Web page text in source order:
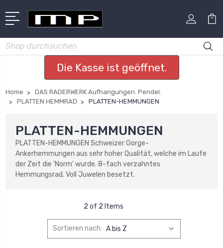
Suchen
Die Kasse ist geöffnet.
Home
DAS RADERWERK Aufhangungen. Pendel.
PLATTEN HEMMRAD
PLATTEN-HEMMUNGEN
PLATTEN-HEMMUNGEN
PLATTEN-HEMMUNGEN Schweizer Gorge-
Ankerhemmungen aus sehr hoher Qualität, welche im Laufe
der Zeit die 'Norm' wurde. 8-fach verzahntes
Hemmungsrad. Voll Juwelen besetzt.
2 of 2 Items
Sortieren nach: